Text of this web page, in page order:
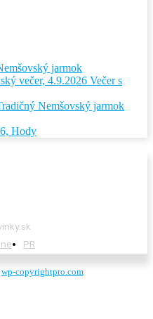
jarmok
večer, 4.9.2026 Večer s
Nemšovský jarmok
Hody
PR
wp-copyrightpro.com